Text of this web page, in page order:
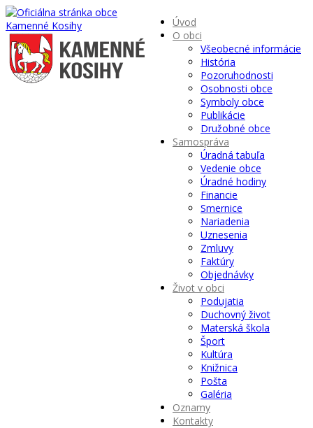
Úvod
O obci
Všeobecné informácie
História
Pozoruhodnosti
Osobnosti obce
Symboly obce
Publikácie
Družobné obce
Samospráva
Úradná tabuľa
Vedenie obce
Úradné hodiny
Financie
Smernice
Nariadenia
Uznesenia
Zmluvy
Faktúry
Objednávky
Život v obci
Podujatia
Duchovný život
Materská škola
Šport
Kultúra
Knižnica
Pošta
Galéria
Oznamy
Kontakty